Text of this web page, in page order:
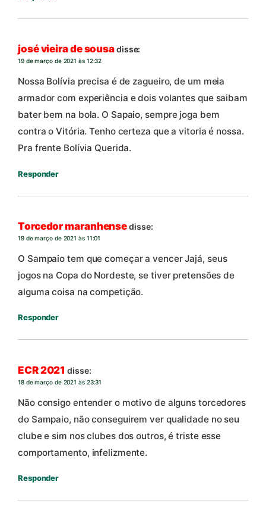
josé vieira de sousadisse:
19 de março de 2021 às 12:32
Nossa Bolívia precisa é de zagueiro, de um meia
armador com experiência e dois volantes que saibam
bater bem na bola. O Sapaio, sempre joga bem
contra o Vitória. Tenho certeza que a vitoria é nossa.
Pra frente Bolívia Querida.
Responder
Torcedor maranhensedisse:
19 de março de 2021 às 11:01
O Sampaio tem que começar a vencer Jajá, seus
jogos na Copa do Nordeste, se tiver pretensões de
alguma coisa na competição.
Responder
ECR 2021 disse:
18 de março de 2021 às 23:31
Não consigo entender o motivo de alguns torcedores
do Sampaio, não conseguirem ver qualidade no seu
clube e sim nos clubes dos outros, é triste esse
comportamento, infelizmente.
Responder